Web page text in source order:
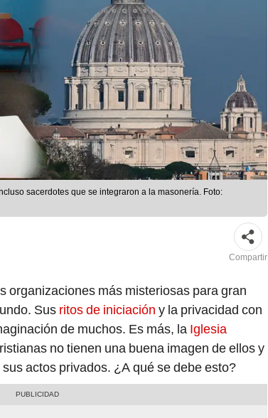
sacerdotes que se integraron a la masonería. Foto:
Compartir
organizaciones más misteriosas para gran
Sus ritos de iniciación y la privacidad con
de muchos. Es más, la Iglesia
no tienen una buena imagen de ellos y
actos privados. ¿A qué se debe esto?